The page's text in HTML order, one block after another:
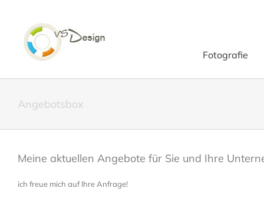
springen
Fotografie
Angebotsbox
Meine aktuellen Angebote für Sie und Ihre
ich freue mich auf Ihre Anfrage!